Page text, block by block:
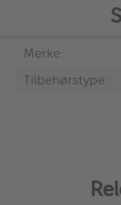
Merke:
Tilbehørstype: